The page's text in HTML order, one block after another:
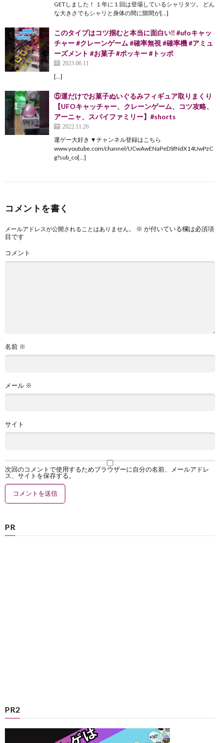
GETしました！ １年に１回は登場しているシャリタツ。 どん
な大きさでもシャリと身体の間に隙間が[…]
このタイプはコツ掴むと本当に面白い‼️ #ufoキャッ
チャー #クレーンゲーム #確率無視 #確率機 #アミュ
ーズメント #お菓子 #ポッキー #トッポ
2023.06.11
[…]
⑤運だけでお菓子ぬいぐるみフィギュア取りまくり
【UFOキャッチャー、クレーンゲーム、コツ攻略、
アーニャ、スパイファミリー】#shorts
2022.11.26
運ゲー大好き ▼チャンネル登録はこちら
www.youtube.com/channel/UCwAwENaPeDSfNdX14UwPzC
g?sub_co[…]
コメントを書く
メールアドレスが公開されることはありません。 ※ が付いている欄は必須項
目です
コメント
名前 ※
メール ※
サイト
次回のコメントで使用するためブラウザーに自分の名前、メールアドレ
ス、サイトを保存する。
PR
PR2